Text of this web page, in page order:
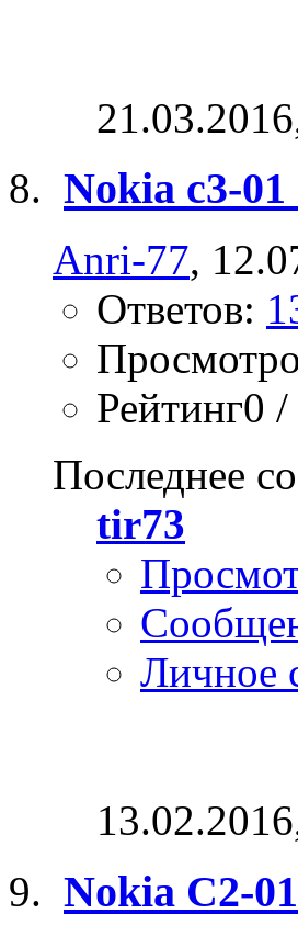
Nokia c3-01
Anri-77,
Ответов:
Рейтинг0 /
Последнее
tir73
Личное
Nokia C2-